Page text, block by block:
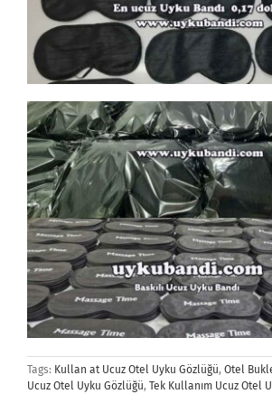
Tags: Kullan at Ucuz Otel Uyku Gözlüğü, Otel
Ucuz Otel Uyku Gözlüğü, Tek Kullanım Ucuz Otel